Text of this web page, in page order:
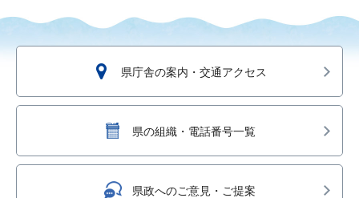
県庁舎の案内・交通アクセス
県の組織・電話番号一覧
県政へのご意見・ご提案